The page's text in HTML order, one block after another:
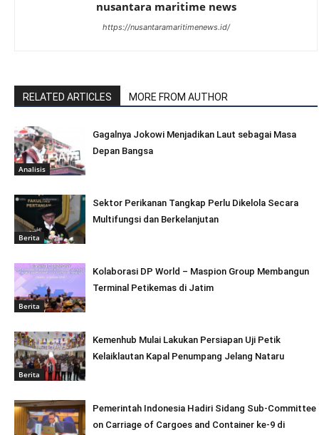
nusantara maritime news
https://nusantaramaritimenews.id/
RELATED ARTICLES MORE FROM AUTHOR
Analisis
Gagalnya Jokowi Menjadikan Laut sebagai Masa
Depan Bangsa
Berita
Sektor Perikanan Tangkap Perlu Dikelola Secara
Multifungsi dan Berkelanjutan
Berita
Kolaborasi DP World – Maspion Group Membangun
Terminal Petikemas di Jatim
Berita
Kemenhub Mulai Lakukan Persiapan Uji Petik
Kelaiklautan Kapal Penumpang Jelang Nataru
Pemerintah Indonesia Hadiri Sidang Sub-Committee
on Carriage of Cargoes and Container ke-9 di